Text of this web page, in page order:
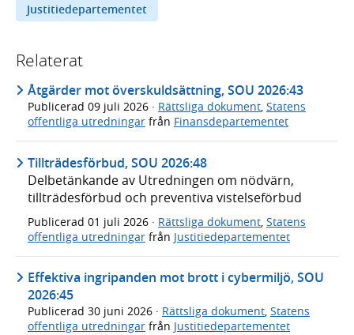
Justitiedepartementet
Relaterat
Åtgärder mot överskuldsättning, SOU 2026:43
Publicerad 09 juli 2026 · Rättsliga dokument, Statens
offentliga utredningar från Finansdepartementet
Tillträdesförbud, SOU 2026:48
Delbetänkande av Utredningen om nödvärn,
tillträdesförbud och preventiva vistelseförbud
Publicerad 01 juli 2026 · Rättsliga dokument Statens
offentliga utredningar från Justitiedepartementet
Effektiva ingripanden mot brott i cybermiljö, SOU
2026:45
Publicerad 30 juni 2026 · Rättsliga dokument, Statens
offentliga utredningar från Justitiedepartementet